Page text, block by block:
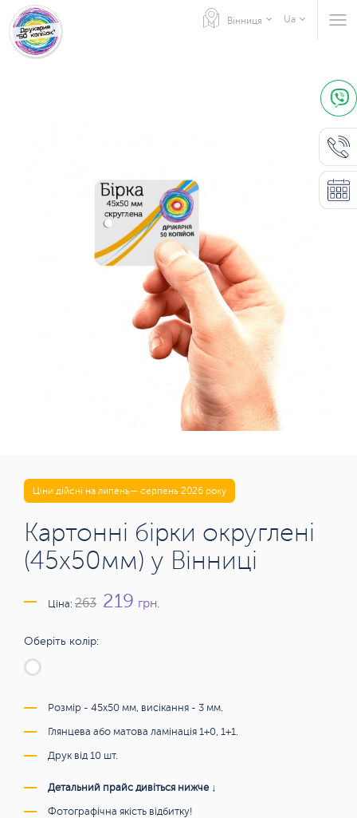
Вінниця Ua
Ціни дійсні на липень— серпень 2026 року
Картонні бірки округлені
(45х50мм) у Вінниці
Ціна: 263 219 грн.
Оберіть колір:
Розмір - 45х50 мм, висікання - 3 мм.
Глянцева або матова ламінація 1+0, 1+1.
Друк від 10 шт.
Детальний прайс дивіться нижче ↓
Фотографічна якість відбитку!